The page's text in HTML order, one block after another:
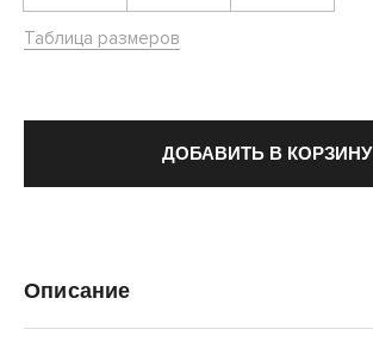
Таблица размеров
ДОБАВИТЬ В КОРЗИНУ
Описание